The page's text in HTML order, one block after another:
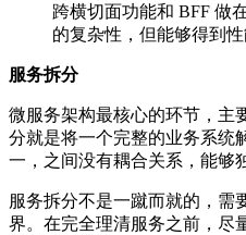
跨横切面功能和 BFF 做
的复杂性，但能够得到性
服务拆分
微服务架构最核心的环节，主
分就是将一个完整的业务系统
一，之间没有耦合关系，能够
服务拆分不是一蹴而就的，需
界。在完全理清服务之前，尽